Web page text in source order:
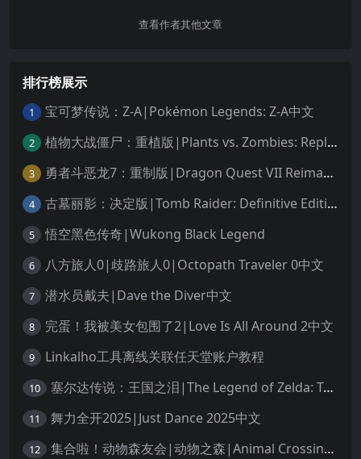
查看作者其他文章
排行榜展示
1 宝可梦传说：Z-A|Pokémon Legends: Z-A中文
2 植物大战僵尸：重植版|Plants vs. Zombies: Replanted中文
3 勇者斗恶龙7：重制版|Dragon Quest VII Reimagined中文
4 古墓丽影：决定版|Tomb Raider: Definitive Edition中文
5 悟空黑色传奇|Wukong Black Legend
6 八方旅人0|歧路旅人0|Octopath Traveler 0中文
7 潜水员戴夫|Dave the Diver中文
8 完蛋！我被美女包围了2|Love Is All Around 2中文
9 Linkalho工具离线关联任天堂账户教程
10 塞尔达传说：王国之泪|The Legend of Zelda: Tears of the Kingdom中文
11 舞力全开2025|Just Dance 2025中文
12 集合啦！动物森友会|动物之森|Animal Crossing: New Horizons中文